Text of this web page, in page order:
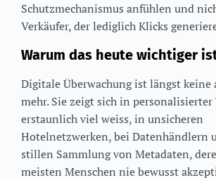
Schutzmechanismus anfühlen und
Verkäufer, der lediglich Klicks
Warum das heute wichtiger
Digitale Überwachung ist längst keine
mehr. Sie zeigt sich in personalisierter
erstaunlich viel weiss, in unsicheren
Hotelnetzwerken, bei Datenhändlern
stillen Sammlung von Metadaten,
meisten Menschen nie bewusst